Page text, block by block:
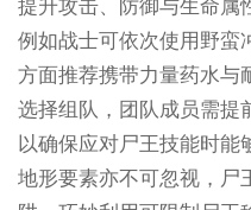
提升攻击、防御与生命属
例如战士可依次使用野蛮
方面推荐携带力量药水与
选择组队，团队成员需提
以确保应对尸王技能时能
地形要素亦不可忽视，尸